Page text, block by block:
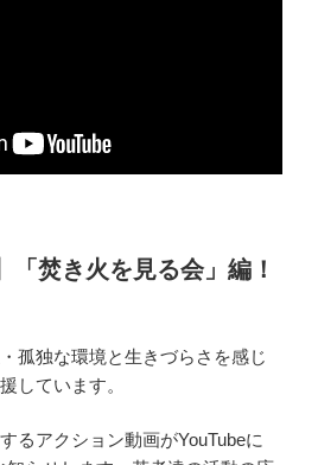
「焚き火を見る会」編！
孤独な環境と生きづらさを感じ
しています。
るアクション動画がYouTubeに